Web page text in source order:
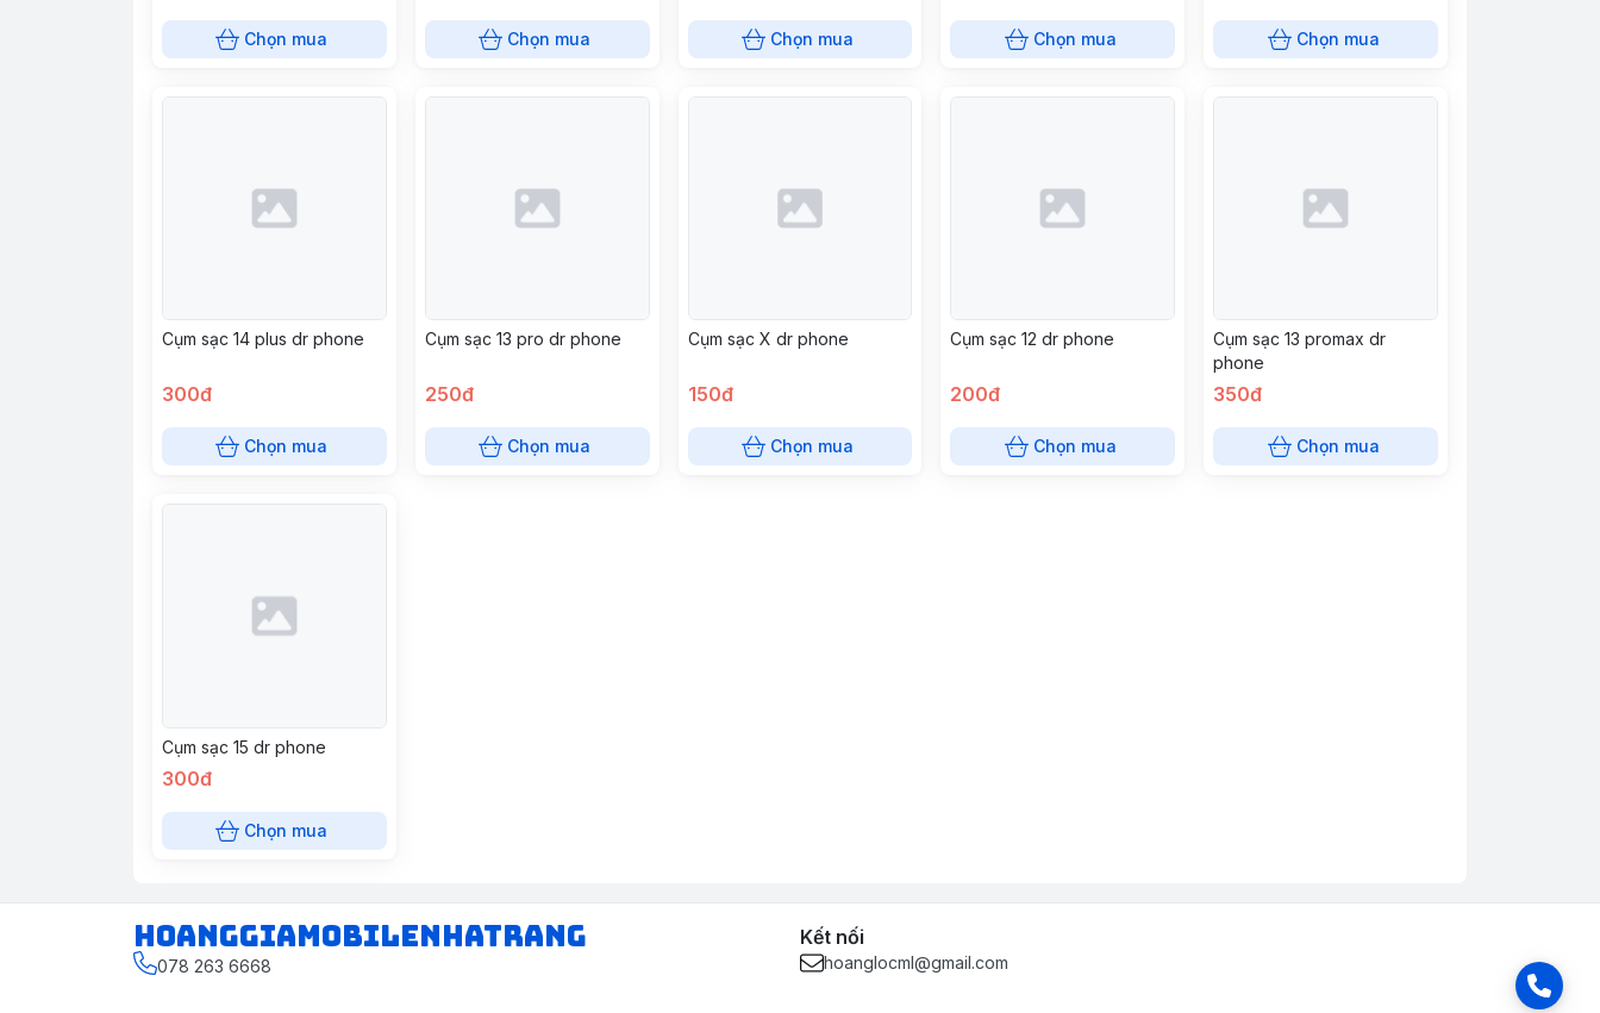
Chọn mua Chọn mua Chọn mua Chọn mua Chọn mua
Cụm sạc 14 plus dr phone
300đ
Chọn mua
Cụm sạc 13 pro dr phone
250đ
Chọn mua
Cụm sạc X dr phone
150đ
Chọn mua
Cụm sạc 12 dr phone
200đ
Chọn mua
Cụm sạc 13 promax dr
phone
350đ
Chọn mua
Cụm sạc 15 dr phone
300đ
Chọn mua
hoanggiamobilenhatrang
078 263 6668
Kết nối
hoanglocml@gmail.com